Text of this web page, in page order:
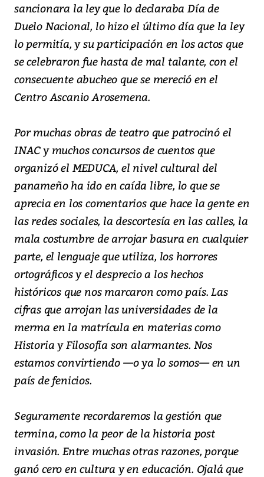
sancionara la ley que lo declaraba Día de
Duelo Nacional, lo hizo el último día que la ley
lo permitía, y su participación en los actos que
se celebraron fue hasta de mal talante, con el
consecuente abucheo que se mereció en el
Centro Ascanio Arosemena.
Por muchas obras de teatro que patrocinó el
INAC y muchos concursos de cuentos que
organizó el MEDUCA, el nivel cultural del
panameño ha ido en caída libre, lo que se
aprecia en los comentarios que hace la gente en
las redes sociales, la descortesía en las calles, la
mala costumbre de arrojar basura en cualquier
parte, el lenguaje que utiliza, los horrores
ortográficos y el desprecio a los hechos
históricos que nos marcaron como país. Las
cifras que arrojan las universidades de la
merma en la matrícula en materias como
Historia y Filosofía son alarmantes. Nos
estamos convirtiendo —o ya lo somos— en un
país de fenicios.
Seguramente recordaremos la gestión que
termina, como la peor de la historia post
invasión. Entre muchas otras razones, porque
ganó cero en cultura y en educación. Ojalá que